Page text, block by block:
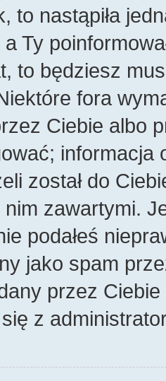
to nastąpiła
a Ty
to będziesz
fora
Ciebie albo
został do
zawartymi.
podałeś
jako spam
przez
z